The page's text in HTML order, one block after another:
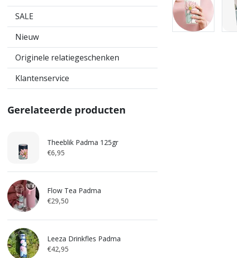
SALE
Nieuw
Originele relatiegeschenken
Klantenservice
Gerelateerde producten
Theeblik Padma 125gr
€6,95
Flow Tea Padma
€29,50
Leeza Drinkfles Padma
€42,95